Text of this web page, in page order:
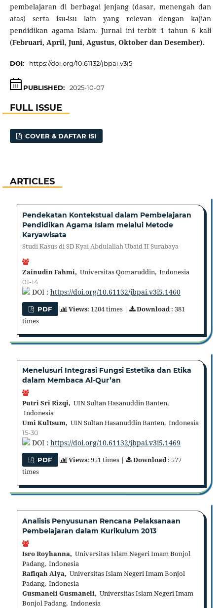
pembelajaran di berbagai jenjang (dasar, menengah dan
atas) serta isu-isu lain yang relevan dengan kajian
pendidikan agama Islam. Jurnal ini terbit 1 tahun 6 kali
(Februari, April, Juni, Agustus, Oktober dan Desember).
DOI: https://doi.org/10.61132/jbpai.v3i5
PUBLISHED: 2025-10-07
FULL ISSUE
COVER & DAFTAR ISI
ARTICLES
Pendekatan Kontekstual dalam Pembelajaran
Pendidikan Agama Islam melalui Metode
Karyawisata
Studi Kasus di SD Kyai Abdulallah Ubaid II Surabaya
Zainudin Fahmi, Universitas Qomaruddin, Indonesia
01-14
DOI : https://doi.org/10.61132/jbpai.v3i5.1460
PDF Views: 1204 times | Download: 381
times
Menelusuri Integrasi Fungsi Estetika dan Etika
dalam Membaca Al-Qur’an
Putri Sri Rizqi, UIN Sultan Hasanuddin Banten,
Indonesia
Umi Kultsum, UIN Sultan Hasanuddin Banten, Indonesia
15-30
DOI : https://doi.org/10.61132/jbpai.v3i5.1469
PDF Views: 951 times | Download: 577
times
Analisis Penyusunan Rencana Pelaksanaan
Pembelajaran dalam Kurikulum 2013
Isro Royhanna, Universitas Islam Negeri Imam Bonjol
Padang, Indonesia
Rafiqah Alya, Universitas Islam Negeri Imam Bonjol
Padang, Indonesia
Gusmaneli Gusmaneli, Universitas Islam Negeri Imam
Bonjol Padang, Indonesia